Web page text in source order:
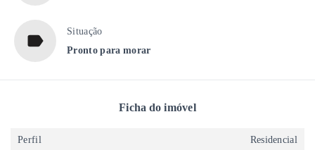
Situação
Pronto para morar
Ficha do imóvel
Perfil Residencial